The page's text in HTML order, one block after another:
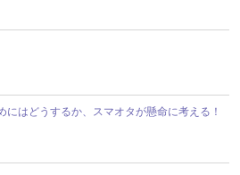
にはどうするか、スマオタが懸命に考える！